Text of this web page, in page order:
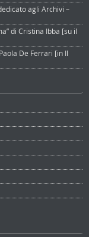
agli Archivi –
di Cristina Ibba [su il
De Ferrari [in Il